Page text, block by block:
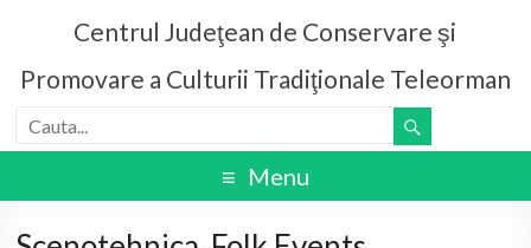
Centrul Judeţean de Conservare şi
Promovare a Culturii Tradiţionale Teleorman
Menu